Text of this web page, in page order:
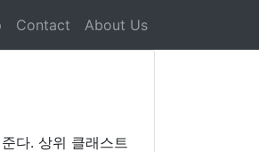
Contact About Us
다. 상위 클래스트